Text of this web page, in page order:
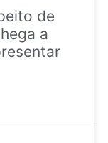
de
a